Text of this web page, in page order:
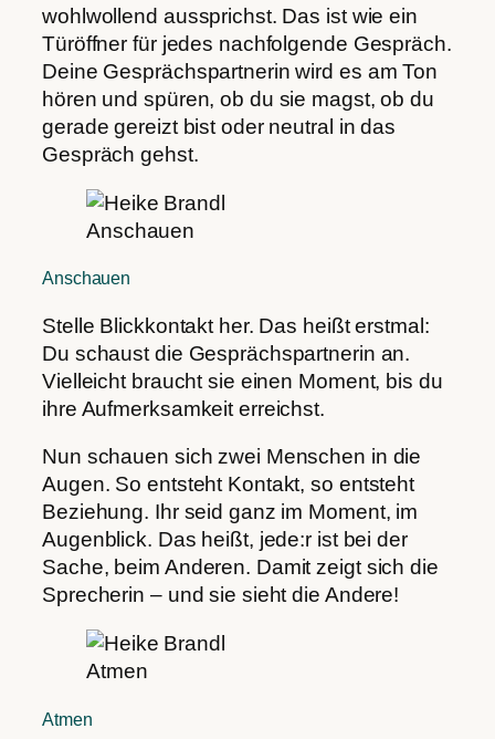
wohlwollend aussprichst. Das ist wie ein
Türöffner für jedes nachfolgende Gespräch.
Deine Gesprächspartnerin wird es am Ton
hören und spüren, ob du sie magst, ob du
gerade gereizt bist oder neutral in das
Gespräch gehst.
Anschauen
Anschauen
Stelle Blickkontakt her. Das heißt erstmal:
Du schaust die Gesprächspartnerin an.
Vielleicht braucht sie einen Moment, bis du
ihre Aufmerksamkeit erreichst.
Nun schauen sich zwei Menschen in die
Augen. So entsteht Kontakt, so entsteht
Beziehung. Ihr seid ganz im Moment, im
Augenblick. Das heißt, jede:r ist bei der
Sache, beim Anderen. Damit zeigt sich die
Sprecherin – und sie sieht die Andere!
Atmen
Atmen